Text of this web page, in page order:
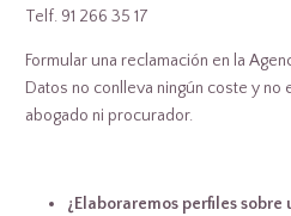
Telf. 91 266 35 17
Formular una reclamación en la
Datos no conlleva ningún coste y no
abogado ni procurador.
¿Elaboraremos perfiles sobre